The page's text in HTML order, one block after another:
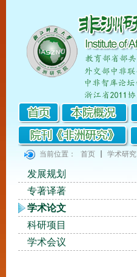
当前位置： 首页 学术研究
发展规划
专著译著
学术论文
科研项目
学术会议